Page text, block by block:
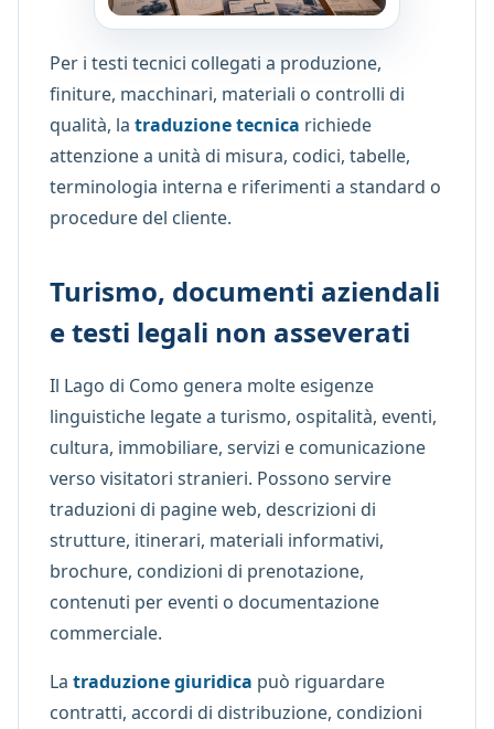
Per i testi tecnici collegati a produzione,
finiture, macchinari, materiali o controlli di
qualità, la traduzione tecnica richiede
attenzione a unità di misura, codici, tabelle,
terminologia interna e riferimenti a standard o
procedure del cliente.
Turismo, documenti aziendali
e testi legali non asseverati
Il Lago di Como genera molte esigenze
linguistiche legate a turismo, ospitalità, eventi,
cultura, immobiliare, servizi e comunicazione
verso visitatori stranieri. Possono servire
traduzioni di pagine web, descrizioni di
strutture, itinerari, materiali informativi,
brochure, condizioni di prenotazione,
contenuti per eventi o documentazione
commerciale.
La traduzione giuridica può riguardare
contratti, accordi di distribuzione, condizioni